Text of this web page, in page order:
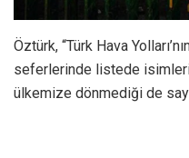
Öztürk, “Türk Hava
seferlerinde listede
ülkemize dönmediği de